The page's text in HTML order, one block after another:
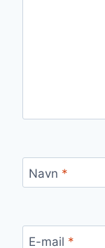
Navn *
E-mail *